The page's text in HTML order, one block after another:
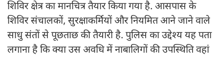
शिविर क्षेत्र का मानचित्र तैयार किया गया है. आसपास के
शिविर संचालकों, सुरक्षाकर्मियों और नियमित आने जाने वाले
साधु संतों से पूछताछ की तैयारी है. पुलिस का उद्देश्य यह पता
लगाना है कि क्या उस अवधि में नाबालिगों की उपस्थिति वहां